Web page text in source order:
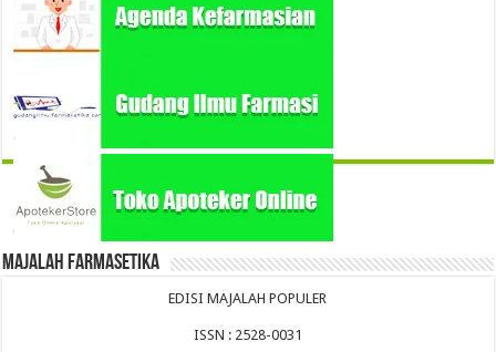
Majalah Farmasetika
EDISI MAJALAH POPULER
ISSN : 2528-0031